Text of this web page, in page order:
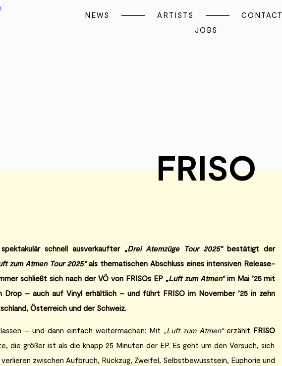
NEWS ARTISTS
CONTACT
JOBS
FRISO
schnell ausverkaufter „Drei Atemzüge Tour 2025“bestätigt der
zum Atmen Tour 2025“als thematischen Abschluss eines intensiven Release-
schließt sich nach der VÖ von FRISOs EP „Luft zum Atmen“im Mai ’25 mit
Drop – auch auf Vinyl erhältlich – und führt FRISO im November ’25 in zehn
Österreich und der Schweiz.
– und dann einfach weitermachen: Mit „Luft zum Atmen“erzählt FRISO
die größer ist als die knapp 25 Minuten der EP. Es geht um den Versuch, sich
zwischen Aufbruch, Rückzug, Zweifel, Selbstbewusstsein, Euphorie und